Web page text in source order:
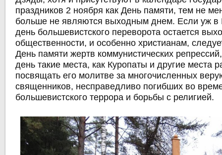
праздников 2 ноября как День памяти, тем не
больше не являются выходным днем. Если уж в
день большевистского переворота остается
общественности, и особенно христианам,
День памяти жертв коммунистических
день такие места, как Куропаты и другие места
посвящать его молитве за многочисленных
священников, несправедливо погибших во
большевистского террора и борьбы с религией.